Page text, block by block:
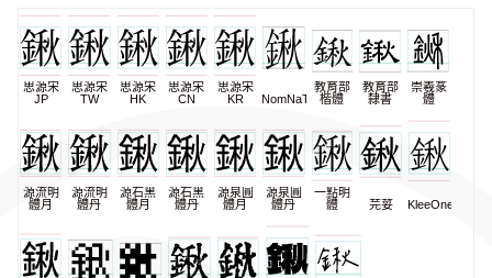
思源宋
JP
思源宋
TW
思源宋
HK
思源宋
CN
思源宋
KR
NomNaTong
教育部
楷體
教育部
隸書
崇羲篆
體
源流明
體月
源流明
體丹
源石黑
體月
源石黑
體丹
源泉圓
體月
源泉圓
體丹
一點明
體
芫荽 KleeOne